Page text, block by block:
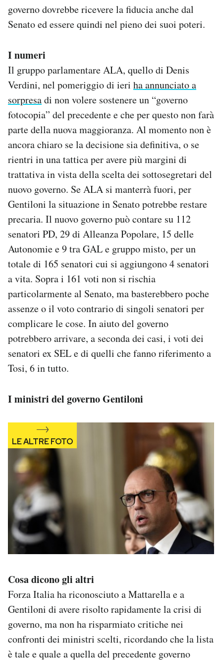
governo dovrebbe ricevere la fiducia anche dal
Senato ed essere quindi nel pieno dei suoi poteri.
I numeri
Il gruppo parlamentare ALA, quello di Denis
Verdini, nel pomeriggio di ieri ha annunciato a
sorpresadi non volere sostenere un “governo
fotocopia” del precedente e che per questo non farà
parte della nuova maggioranza. Al momento non è
ancora chiaro se la decisione sia definitiva, o se
rientri in una tattica per avere più margini di
trattativa in vista della scelta dei sottosegretari del
nuovo governo. Se ALA si manterrà fuori, per
Gentiloni la situazione in Senato potrebbe restare
precaria. Il nuovo governo può contare su 112
senatori PD, 29 di Alleanza Popolare, 15 delle
Autonomie e 9 tra GAL e gruppo misto, per un
totale di 165 senatori cui si aggiungono 4 senatori
a vita. Sopra i 161 voti non si rischia
particolarmente al Senato, ma basterebbero poche
assenze o il voto contrario di singoli senatori per
complicare le cose. In aiuto del governo
potrebbero arrivare, a seconda dei casi, i voti dei
senatori ex SEL e di quelli che fanno riferimento a
Tosi, 6 in tutto.
I ministri del governo Gentiloni
Cosa dicono gli altri
Forza Italia ha riconosciuto a Mattarella e a
Gentiloni di avere risolto rapidamente la crisi di
governo, ma non ha risparmiato critiche nei
confronti dei ministri scelti, ricordando che la lista
è tale e quale a quella del precedente governo